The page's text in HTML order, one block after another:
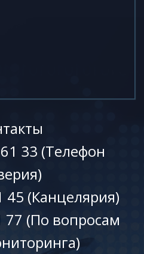
33 (Телефон
45 (Канцелярия)
77 (По вопросам